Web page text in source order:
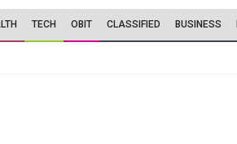
TECH OBIT CLASSIFIED BUSINESS